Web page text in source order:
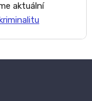
aktuální